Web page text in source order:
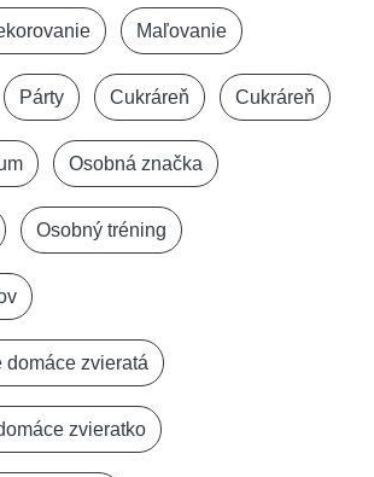
Maľovanie
Párty Cukráreň Cukráreň
Osobná značka
Osobný tréning
domáce zvieratá
zvieratko